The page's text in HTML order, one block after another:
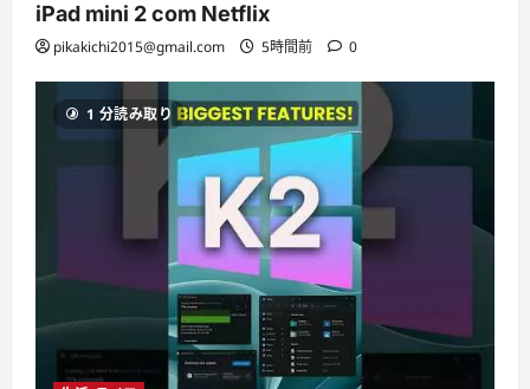
iPad mini 2 com Netflix
pikakichi2015@gmail.com 5時間前 0
1 分読み取り